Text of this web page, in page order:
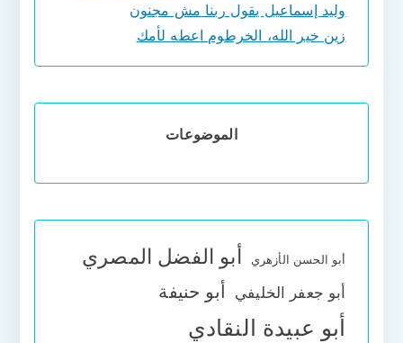
وليد إسماعيل يقول ربنا مش مجنون
زين خير الله، الخرطوم اعطه لأمك
الموضوعات
أبو الحسن الأزهري أبو الفضل المصري
أبو جعفر الخليفي أبو حنيفة
أبو عبيدة النقادي